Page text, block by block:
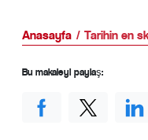
Anasayfa Tarihin en
Bu makaleyi paylaş: